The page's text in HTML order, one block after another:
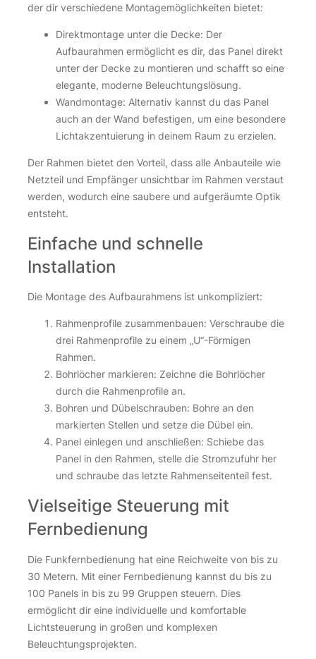
der dir verschiedene Montagemöglichkeiten bietet:
Direktmontage unter die Decke: Der
Aufbaurahmen ermöglicht es dir, das Panel direkt
unter der Decke zu montieren und schafft so eine
elegante, moderne Beleuchtungslösung.
Wandmontage: Alternativ kannst du das Panel
auch an der Wand befestigen, um eine besondere
Lichtakzentuierung in deinem Raum zu erzielen.
Der Rahmen bietet den Vorteil, dass alle Anbauteile wie
Netzteil und Empfänger unsichtbar im Rahmen verstaut
werden, wodurch eine saubere und aufgeräumte Optik
entsteht.
Einfache und schnelle
Installation
Die Montage des Aufbaurahmens ist unkompliziert:
Rahmenprofile zusammenbauen: Verschraube die
drei Rahmenprofile zu einem „U“-Förmigen
Rahmen.
Bohrlöcher markieren: Zeichne die Bohrlöcher
durch die Rahmenprofile an.
Bohren und Dübelschrauben: Bohre an den
markierten Stellen und setze die Dübel ein.
Panel einlegen und anschließen: Schiebe das
Panel in den Rahmen, stelle die Stromzufuhr her
und schraube das letzte Rahmenseitenteil fest.
Vielseitige Steuerung mit
Fernbedienung
Die Funkfernbedienung hat eine Reichweite von bis zu
30 Metern. Mit einer Fernbedienung kannst du bis zu
100 Panels in bis zu 99 Gruppen steuern. Dies
ermöglicht dir eine individuelle und komfortable
Lichtsteuerung in großen und komplexen
Beleuchtungsprojekten.